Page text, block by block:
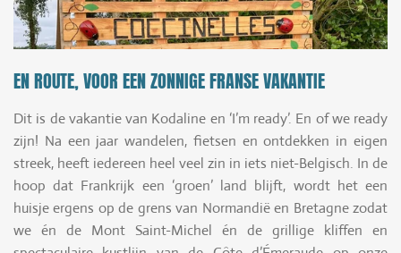
EN ROUTE, VOOR EEN ZONNIGE FRANSE VAKANTIE
Dit is de vakantie van Kodaline en ‘I’m ready’. En of we ready
zijn! Na een jaar wandelen, fietsen en ontdekken in eigen
streek, heeft iedereen heel veel zin in iets niet-Belgisch. In de
hoop dat Frankrijk een ‘groen’ land blijft, wordt het een
huisje ergens op de grens van Normandië en Bretagne zodat
we én de Mont Saint-Michel én de grillige kliffen en